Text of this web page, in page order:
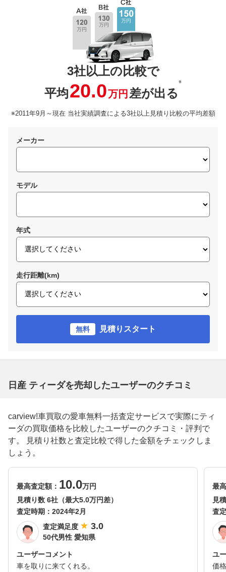
3社以上の比較で
平均20.0万円 差が出る
※
※2011年9月～現在 当社実績調査による3社以上見積り比較の平均差額
メーカー
モデル
年式
走行距離(km)
無料 見積りスタート
日産 ティーダを売却したユーザーのクチコミ
carview!車買取の愛車無料一括査定サービスで実際にティ
ーダの買取価格を比較したユーザーのクチコミ・評判で
す。 見積り社数と査定比較で得した金額をチェックしま
しょう。
最高査定額： 10.0万円
見積り数 6社（最大5.0万円差）
査定時期： 2024年2月
査定満足度
3.0
50代男性 愛知県
ユーザーコメント
車を取りに来てくれる。
最
見
査
ユ
価